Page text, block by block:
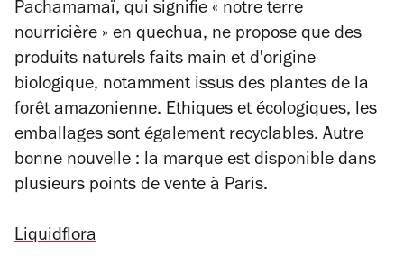
Pachamamaï, qui signifie « notre terre
nourricière » en quechua, ne propose que des
produits naturels faits main et d'origine
biologique, notamment issus des plantes de la
forêt amazonienne. Ethiques et écologiques, les
emballages sont également recyclables. Autre
bonne nouvelle : la marque est disponible dans
plusieurs points de vente à Paris.
Liquidflora